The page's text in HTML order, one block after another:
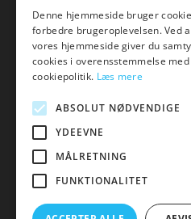
Tlf: 7876 8672
Mail:
Denne hjemmeside bruger
forbedre brugeroplevelsen. Ved
vores hjemmeside giver du
cookies i overensstemmelse
cookiepolitik. Læs mere
ABSOLUT NØDVENDIGE
YDEEVNE
MÅLRETNING
FUNKTIONALITET